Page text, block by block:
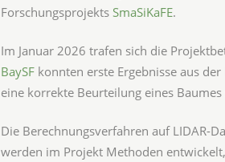
Forschungsprojekts SmaSiKaFE.
Im Januar 2026 trafen sich die
BaySF konnten erste Ergebnisse aus
eine korrekte Beurteilung eines
Die Berechnungsverfahren auf LIDAR-
werden im Projekt Methoden